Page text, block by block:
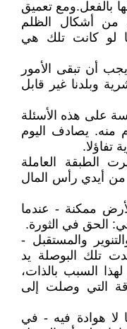
بالفعل. ومع تعميق
من أشكال الظلم
لو كانت تلك هي
أن تبقى الأمور
وبلدنا غير قابل
على هذه الأسئلة
منه. يصادف اليوم
تفاؤلا.
الطبقة العاملة
من أيدي رأس المال
ممكنة - عندما
الحق في الثورة.
والمستقبل -
تلك البوصلة يد
السبب بالذات،
التي وصلت إلى
لا هوادة فيه - في